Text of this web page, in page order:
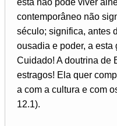
esta não pode viver
contemporâneo não
século; significa, antes
ousadia e poder, a esta
Cuidado! A doutrina de
estragos! Ela quer
a com a cultura e com
12.1).